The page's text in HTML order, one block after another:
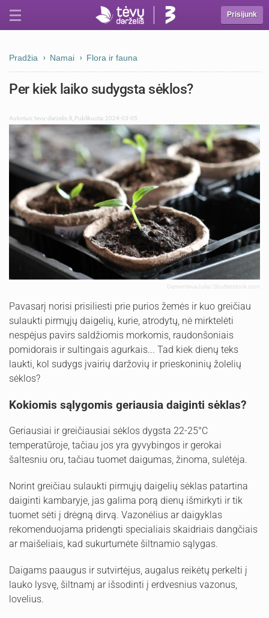
Prisijunk
Pradžia Namai Flora ir fauna
Per kiek laiko sudygsta sėklos?
Autorius:tevu-darzelis.lt Publikuota: 2024-03-05
DementevaJulia | Shutterstock.com
Pavasarį norisi prisiliesti prie purios žemės ir kuo greičiau
sulaukti pirmųjų daigelių, kurie, atrodytų, nė mirktelėti
nespėjus pavirs saldžiomis morkomis, raudonšoniais
pomidorais ir sultingais agurkais... Tad kiek dienų teks
laukti, kol sudygs įvairių daržovių ir prieskoninių žolelių
sėklos?
Kokiomis sąlygomis geriausia daiginti sėklas?
Geriausiai ir greičiausiai sėklos dygsta 22-25°C
temperatūroje, tačiau jos yra gyvybingos ir gerokai
šaltesniu oru, tačiau tuomet daigumas, žinoma, sulėtėja.
Norint greičiau sulaukti pirmųjų daigelių sėklas patartina
daiginti kambaryje, jas galima porą dienų išmirkyti ir tik
tuomet sėti į drėgną dirvą. Vazonėlius ar daigyklas
rekomenduojama pridengti specialiais skaidriais dangčiais
ar maišeliais, kad sukurtumėte šiltnamio sąlygas.
Daigams paaugus ir sutvirtėjus, augalus reikėtų perkelti į
lauko lysvę, šiltnamį ar išsodinti į erdvesnius vazonus,
lovelius.